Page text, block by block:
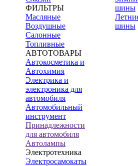
ФИЛЬТРЫ
Масляные
Воздушные
Салонные
Топливные
АВТОТОВАРЫ
Автокосметика и
Автохимия
Электрика и
электроника для
автомобиля
Автомобильный
инструмент
Принадлежности
для автомобиля
Автолампы
Электротехника
Электросамокаты
шины
шины